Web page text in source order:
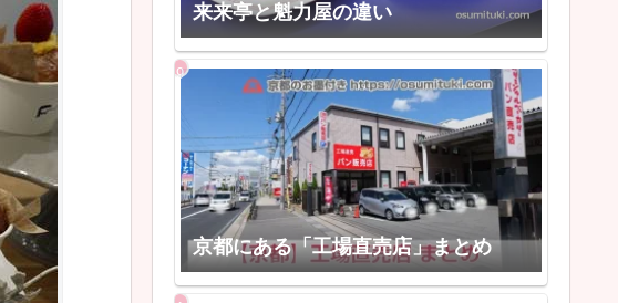
来来亭と魁力屋の違い
京都にある「工場直売店」まとめ